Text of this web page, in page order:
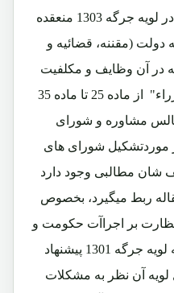
مجدد آن پس از برخی تعدیلات در لویه جرگه 1303 منعقده
دولت (مقننه، قضائیه و
در آن وظایف و مکلفیت
های قوه اجرائیه زیر عنوان "وزراء" از ماده 25 تا ماده 35
مشاوره و شورای
از ماده 39 تا ماده 49 در موردتشکیل شورای های
شان مطالبی وجود دارد
ربط میگیرد، بخصوص
بر اجراآت حکومت و
نیز تصویب نظامنامه ها، ولو که لویه جرگه 1301 پیشنهاد
لویه آن نظر به مشکلات